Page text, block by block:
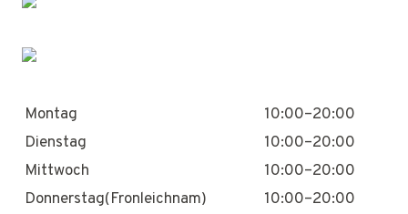
Montag
10:00–20:00
Dienstag
10:00–20:00
Mittwoch
10:00–20:00
Donnerstag(Fronleichnam)
10:00–20:00